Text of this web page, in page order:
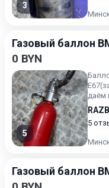
3
Газовый баллон
0 BYN
5
даём
5
Газовый баллон